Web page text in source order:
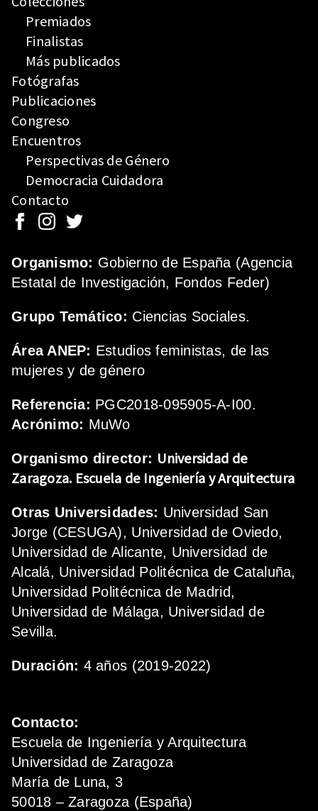
Premiados
Finalistas
Más publicados
Fotógrafas
Publicaciones
Congreso
Encuentros
Perspectivas de Género
Democracia Cuidadora
Contacto
Organismo: Gobierno de España (Agencia
Estatal de Investigación, Fondos Feder)
Grupo Temático: Ciencias Sociales.
Área ANEP: Estudios feministas, de las
mujeres y de género
Referencia: PGC2018-095905-A-I00.
Acrónimo: MuWo
Organismo director: Universidad de
Zaragoza. Escuela de Ingeniería y Arquitectura
Otras Universidades: Universidad San
Jorge (CESUGA), Universidad de Oviedo,
Universidad de Alicante, Universidad de
Alcalá, Universidad Politécnica de Cataluña,
Universidad Politécnica de Madrid,
Universidad de Málaga, Universidad de
Sevilla.
Duración: 4 años (2019-2022)
Contacto:
Escuela de Ingeniería y Arquitectura
Universidad de Zaragoza
María de Luna, 3
50018 – Zaragoza (España)